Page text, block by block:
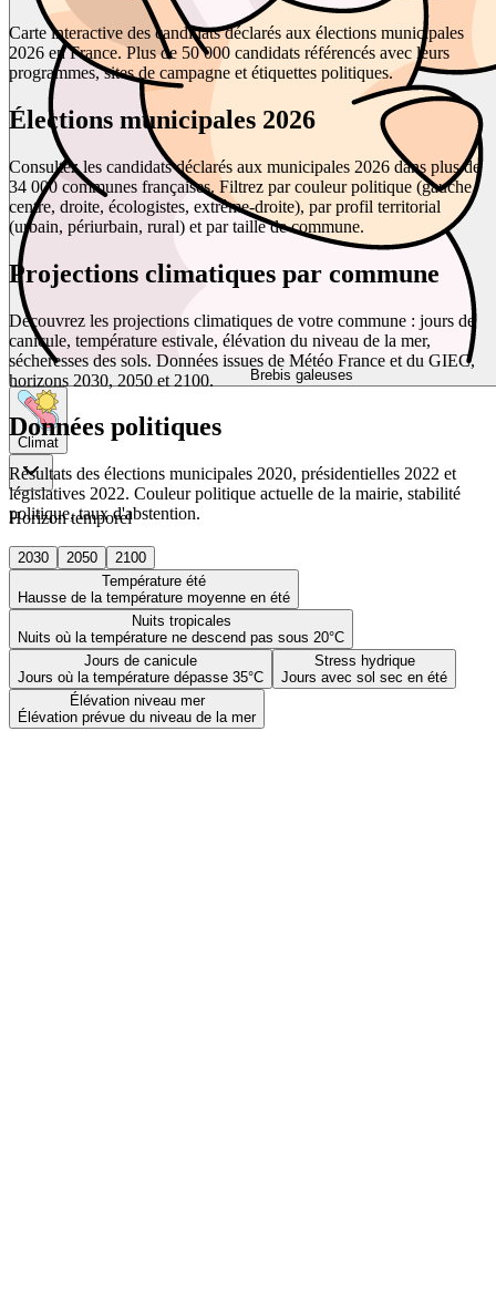
Brebis galeuses
Climat
Horizon temporel
2030 2050
2100
Température été
Hausse de la température moyenne en été
Nuits tropicales
Nuits où la température ne descend pas sous 20°C
Jours de canicule
Jours où la température dépasse 35°C
Stress hydrique
Jours avec sol sec en été
Élévation niveau mer
Élévation prévue du niveau de la mer
Carte interactive des candidats déclarés aux élections municipales
2026 en France. Plus de 50 000 candidats référencés avec leurs
programmes, sites de campagne et étiquettes politiques.
Élections municipales 2026
Consultez les candidats déclarés aux municipales 2026 dans plus de
34 000 communes françaises. Filtrez par couleur politique (gauche,
centre, droite, écologistes, extrême-droite), par profil territorial
(urbain, périurbain, rural) et par taille de commune.
Projections climatiques par commune
Découvrez les projections climatiques de votre commune : jours de
canicule, température estivale, élévation du niveau de la mer,
sécheresses des sols. Données issues de Météo France et du GIEC,
horizons 2030, 2050 et 2100.
Données politiques
Résultats des élections municipales 2020, présidentielles 2022 et
législatives 2022. Couleur politique actuelle de la mairie, stabilité
politique, taux d'abstention.